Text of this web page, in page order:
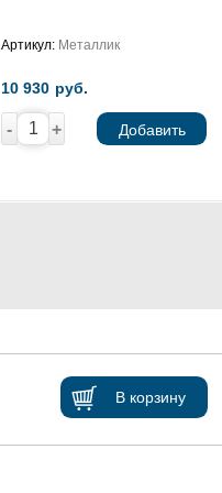
Артикул: Металлик
10 930 руб.
- + Добавить
В корзину